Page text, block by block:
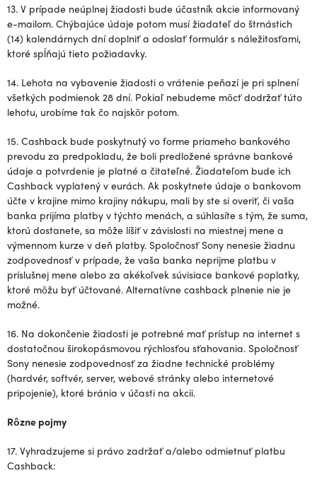
13. V prípade neúplnej žiadosti bude účastník akcie informovaný
e-mailom. Chýbajúce údaje potom musí žiadateľ do štrnástich
(14) kalendárnych dní doplniť a odoslať formulár s náležitosťami,
ktoré spĺňajú tieto požiadavky.
14. Lehota na vybavenie žiadosti o vrátenie peňazí je pri splnení
všetkých podmienok 28 dní. Pokiaľ nebudeme môcť dodržať túto
lehotu, urobíme tak čo najskôr potom.
15. Cashback bude poskytnutý vo forme priameho bankového
prevodu za predpokladu, že boli predložené správne bankové
údaje a potvrdenie je platné a čitateľné. Žiadateľom bude ich
Cashback vyplatený v eurách. Ak poskytnete údaje o bankovom
účte v krajine mimo krajiny nákupu, mali by ste si overiť, či vaša
banka prijíma platby v týchto menách, a súhlasíte s tým, že suma,
ktorú dostanete, sa môže líšiť v závislosti na miestnej mene a
výmennom kurze v deň platby. Spoločnosť Sony nenesie žiadnu
zodpovednosť v prípade, že vaša banka neprijme platbu v
príslušnej mene alebo za akékoľvek súvisiace bankové poplatky,
ktoré môžu byť účtované. Alternatívne cashback plnenie nie je
možné.
16. Na dokončenie žiadosti je potrebné mať prístup na internet s
dostatočnou širokopásmovou rýchlosťou sťahovania. Spoločnosť
Sony nenesie zodpovednosť za žiadne technické problémy
(hardvér, softvér, server, webové stránky alebo internetové
pripojenie), ktoré bránia v účasti na akcii.
Rôzne pojmy
17. Vyhradzujeme si právo zadržať a/alebo odmietnuť platbu
Cashback: